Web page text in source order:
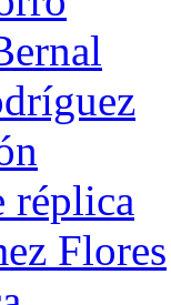
réplica
Flores